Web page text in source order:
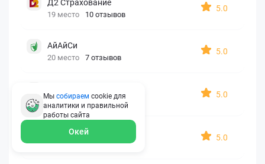
Д2 Страхование
19 место 10 отзывов
5.0
АйАйСи
20 место 7 отзывов
5.0
21 место 6 отзывов
5.0
ERGO AXA
22 место 2 отзыва
5.0
Мы собираем cookie для
аналитики и правильной
работы сайта
Окей